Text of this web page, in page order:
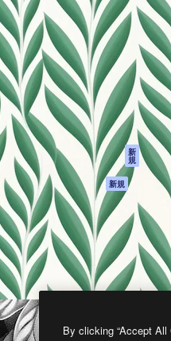
のプラ
代理
して
Spaces
AI アシスタント
AI 画像生成ツール
AI 動画生成ツール
AI 音声合成ツール
ストックコンテン
ツ
Claude/ChatGPT
向けMCP
新
規
エージェント 新規
API
モバイルアプリ
すべてのMagnificツ
ール
無断複写・転載を禁じます
By clicking “Accept